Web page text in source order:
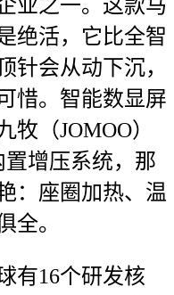
业之一。这款马
绝活，它比全智
针会从动下沉，
惜。智能数显屏
（JOMOO）
置增压系统，那
：座圈加热、温
全。
16个研发核